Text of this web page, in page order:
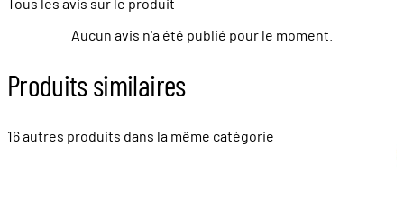
Aucun avis n'a été publié pour le moment.
Produits similaires
16 autres produits dans la même catégorie